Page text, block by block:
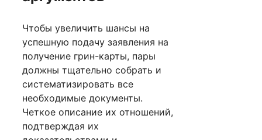
Чтобы увеличить шансы на
успешную подачу заявления на
получение грин-карты, пары
должны тщательно собрать и
систематизировать все
необходимые документы.
Четкое описание их отношений,
подтверждая их